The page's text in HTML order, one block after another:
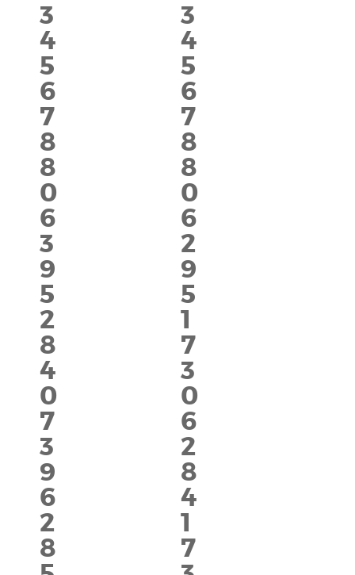
3
4
5
6
7
8
8
0
6
3
9
5
2
8
4
0
7
3
9
6
2
8
3
4
5
6
7
8
8
0
6
2
9
5
1
7
3
0
6
2
8
4
1
7